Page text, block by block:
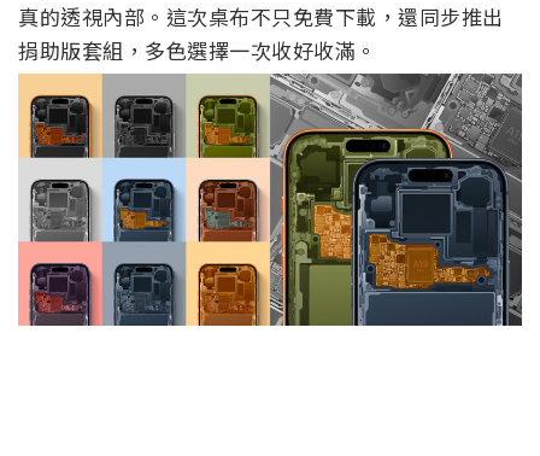
真的透視內部。這次桌布不只免費下載，還同步推出
捐助版套組，多色選擇一次收好收滿。